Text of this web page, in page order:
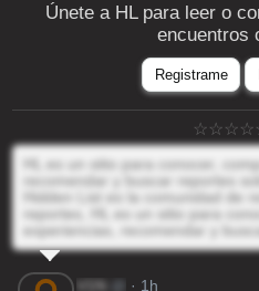
Únete a HL para leer o
encuentros
Registrame
HL es un sitio para conocer,
recomendar y buscar reportes
Hidden List es la comunidad de
reportes, HL es un sitio para
experiencias, recomendar y
· 1h